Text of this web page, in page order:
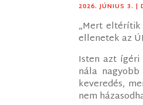
2026. JÚNIUS 3. |
„Mert
ellenetek az
Isten azt
nála
keveredés,
nem